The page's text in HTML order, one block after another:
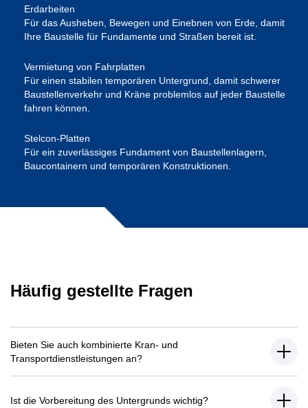
Erdarbeiten
Für das Ausheben, Bewegen und Einebnen von Erde, damit
Ihre Baustelle für Fundamente und Straßen bereit ist.
Vermietung von Fahrplatten
Für einen stabilen temporären Untergrund, damit schwerer
Baustellenverkehr und Kräne problemlos auf jeder Baustelle
fahren können.
Stelcon-Platten
Für ein zuverlässiges Fundament von Baustellenlagern,
Baucontainern und temporären Konstruktionen.
Häufig gestellte Fragen
Bieten Sie auch kombinierte Kran- und
Transportdienstleistungen an?
Ist die Vorbereitung des Untergrunds wichtig?